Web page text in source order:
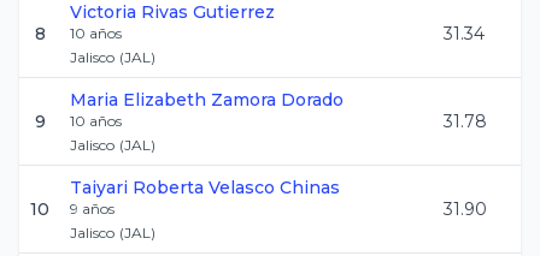
8
Victoria Rivas Gutierrez
10 años
Jalisco (JAL)
31.34
9
Maria Elizabeth Zamora Dorado
10 años
Jalisco (JAL)
31.78
10
Taiyari Roberta Velasco Chinas
9 años
Jalisco (JAL)
31.90